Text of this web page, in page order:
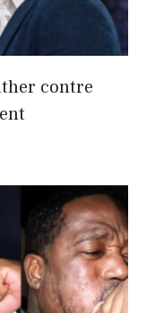
contre